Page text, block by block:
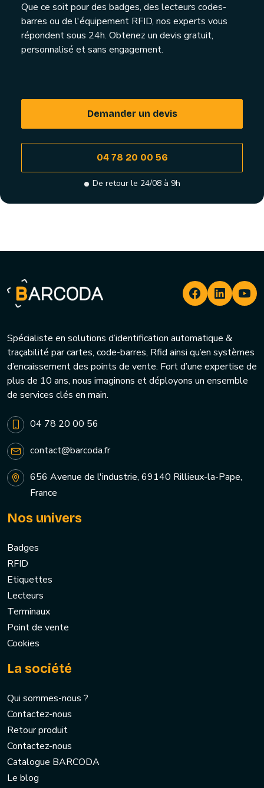
Que ce soit pour des badges, des lecteurs codes-
barres ou de l'équipement RFID, nos experts vous
répondent sous 24h. Obtenez un devis gratuit,
personnalisé et sans engagement.
Demander un devis
04 78 20 00 56
De retour le 24/08 à 9h
Spécialiste en solutions d’identification automatique &
traçabilité par cartes, code-barres, Rfid ainsi qu’en systèmes
d’encaissement des points de vente. Fort d’une expertise de
plus de 10 ans, nous imaginons et déployons un ensemble
de services clés en main.
04 78 20 00 56
contact@barcoda.fr
656 Avenue de l'industrie, 69140 Rillieux-la-Pape,
France
Nos univers
Badges
RFID
Etiquettes
Lecteurs
Terminaux
Point de vente
Cookies
La société
Qui sommes-nous ?
Contactez-nous
Retour produit
Contactez-nous
Catalogue BARCODA
Le blog